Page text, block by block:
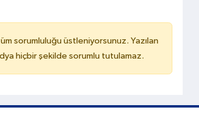
sorumluluğu üstleniyorsunuz. Yazılan
hiçbir şekilde sorumlu tutulamaz.